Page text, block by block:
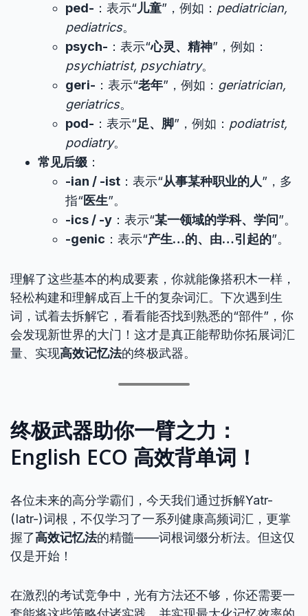
ped- ：表示“儿童”，例如： pediatrician,
pediatrics。
psych- ：表示“心灵、精神”，例如：
psychiatrist, psychiatry。
geri- ：表示“老年”，例如： geriatrician,
geriatrics。
pod- ：表示“足、脚”，例如： podiatrist,
podiatry。
常见后缀 ：
-ian / -ist ：表示“从事某种职业的人”，多
指“医生”。
-ics / -y ：表示“某一领域的学科、学问”。
-genic ：表示“产生…的、由…引起的”。
理解了这些基本的构成要素，你就能像搭积木一样，
轻松构建和理解成百上千的复杂词汇。下次遇到生
词，试着去拆解它，看看能否找到熟悉的“部件”，你
会发现新世界的大门！这才是真正能帮助你拓展词汇
量、实现高效记忆法的终极武器。
终极武器助你一臂之力：
English ECO 高效背单词！
各位未来的高分学霸们，今天我们通过拆解Yatr-
(Iatr-)词根，不仅学习了一系列健康高频词汇，更掌
握了高效记忆法的精髓——词根词缀分析法。但这仅
仅是开始！
在激烈的考试竞争中，光有方法还不够，你还需要一